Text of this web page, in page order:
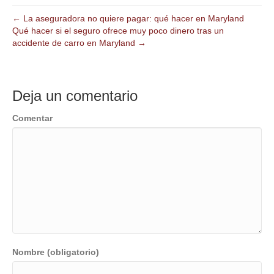
← La aseguradora no quiere pagar: qué hacer en Maryland
Qué hacer si el seguro ofrece muy poco dinero tras un
accidente de carro en Maryland →
Deja un comentario
Comentar
Nombre (obligatorio)